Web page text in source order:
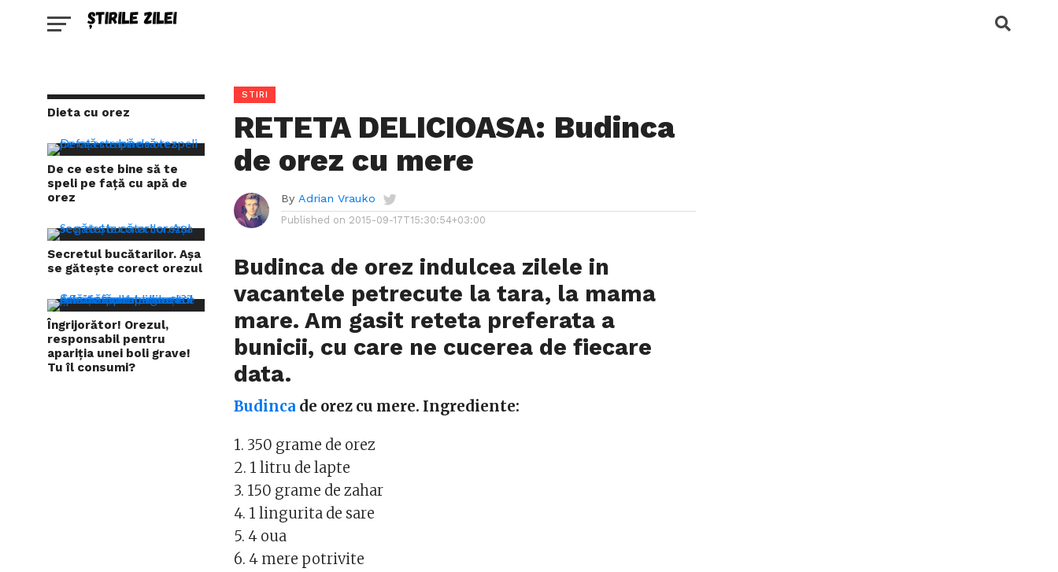
Dieta cu orez
De ce este bine să te
speli pe față cu apă de
orez
Secretul bucătarilor. Așa
se gătește corect orezul
Îngrijorător! Orezul,
responsabil pentru
apariția unei boli grave!
Tu îl consumi?
STIRI
RETETA DELICIOASA: Budinca
de orez cu mere
By Adrian Vrauko
Published on 2015-09-17T15:30:54+03:00
Budinca de orez indulcea zilele in
vacantele petrecute la tara, la mama
mare. Am gasit reteta preferata a
bunicii, cu care ne cucerea de fiecare
data.
Budinca de orez cu mere. Ingrediente:
1. 350 grame de orez
2. 1 litru de lapte
3. 150 grame de zahar
4. 1 lingurita de sare
5. 4 oua
6. 4 mere potrivite